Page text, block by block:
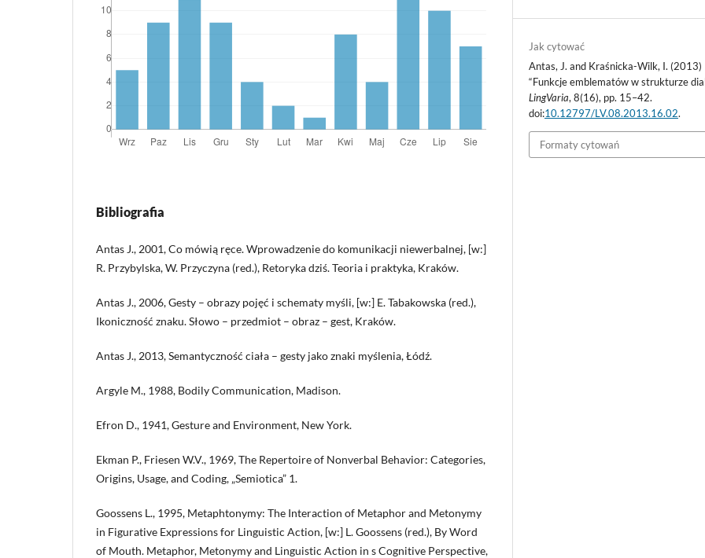
Bibliografia
Antas J., 2001, Co mówią ręce. Wprowadzenie do komunikacji niewerbalnej, [w:]
R. Przybylska, W. Przyczyna (red.), Retoryka dziś. Teoria i praktyka, Kraków.
Antas J., 2006, Gesty – obrazy pojęć i schematy myśli, [w:] E. Tabakowska (red.),
Ikoniczność znaku. Słowo – przedmiot – obraz – gest, Kraków.
Antas J., 2013, Semantyczność ciała – gesty jako znaki myślenia, Łódź.
Argyle M., 1988, Bodily Communication, Madison.
Efron D., 1941, Gesture and Environment, New York.
Ekman P., Friesen W.V., 1969, The Repertoire of Nonverbal Behavior: Categories,
Origins, Usage, and Coding, „Semiotica” 1.
Goossens L., 1995, Metaphtonymy: The Interaction of Metaphor and Metonymy
in Figurative Expressions for Linguistic Action, [w:] L. Goossens (red.), By Word
of Mouth. Metaphor, Metonymy and Linguistic Action in s Cognitive Perspective,
Jak cytować
Antas, J. and Kraśnicka-Wilk, I. (2013)
“Funkcje emblematów w strukturze
LingVaria, 8(16), pp. 15–42.
doi:10.12797/LV.08.2013.16.02.
Formaty cytowań